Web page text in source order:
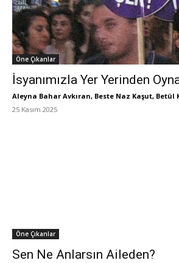
Öne Çıkanlar
İsyanımızla Yer Yerinden
Aleyna Bahar Avkıran, Beste Naz Kaşut, Betül
-
25 Kasım 2025
Öne Çıkanlar
Sen Ne Anlarsın Aileden?